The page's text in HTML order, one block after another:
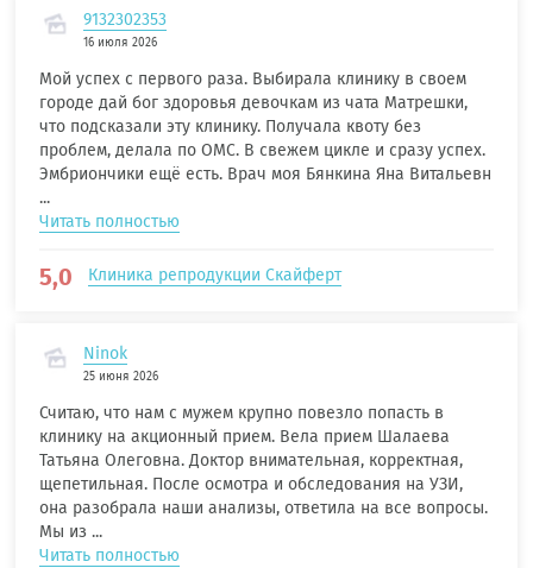
9132302353
16 июля 2026
Мой успех с первого раза. Выбирала клинику в своем
городе дай бог здоровья девочкам из чата Матрешки,
что подсказали эту клинику. Получала квоту без
проблем, делала по ОМС. В свежем цикле и сразу успех.
Эмбриончики ещё есть. Врач моя Бянкина Яна Витальевн
...
Читать полностью
5,0 Клиника репродукции Скайферт
Ninok
25 июня 2026
Считаю, что нам с мужем крупно повезло попасть в
клинику на акционный прием. Вела прием Шалаева
Татьяна Олеговна. Доктор внимательная, корректная,
щепетильная. После осмотра и обследования на УЗИ,
она разобрала наши анализы, ответила на все вопросы.
Мы из ...
Читать полностью